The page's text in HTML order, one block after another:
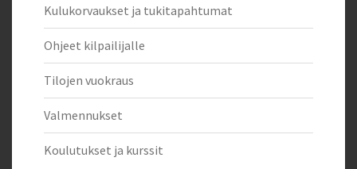
Kulukorvaukset ja tukitapahtumat
Ohjeet kilpailijalle
Tilojen vuokraus
Valmennukset
Koulutukset ja kurssit